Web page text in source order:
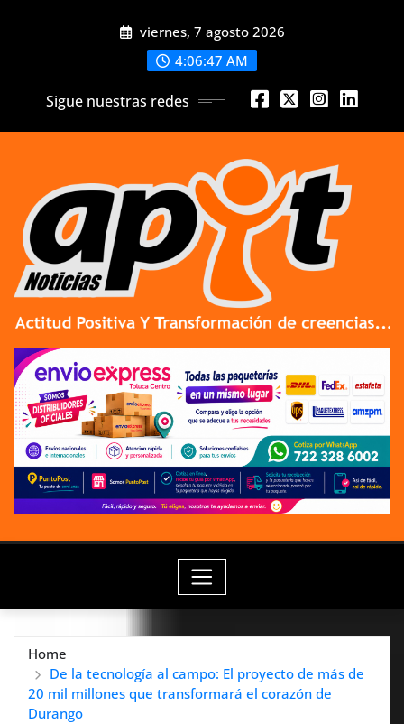
viernes, 7 agosto 2026
4:06:49 AM
Sigue nuestras redes
Home
De la tecnología al campo: El proyecto de más de
20 mil millones que transformará el corazón de
Durango